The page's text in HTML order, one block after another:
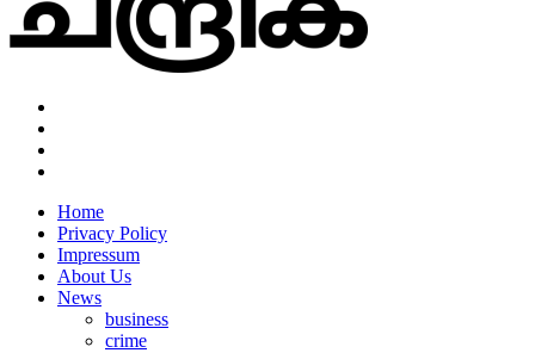
Home
Privacy Policy
Impressum
About Us
News
business
crime